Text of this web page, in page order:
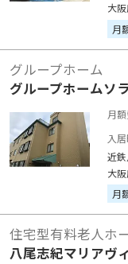
大
月
グループホーム
グループホームソ
月
入
近
大
月
住宅型有料老人ホ
八尾志紀マリアヴ